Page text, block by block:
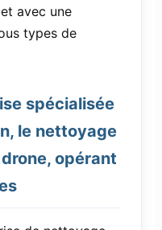
avec une
types de
spécialisée
le nettoyage
opérant